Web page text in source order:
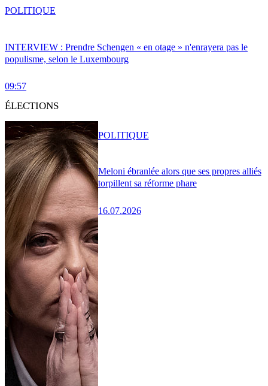
INTERVIEW : Prendre Schengen « en otage » n'enrayera pas le
populisme, selon le Luxembourg
09:57
POLITIQUE
ÉLECTIONS
Meloni ébranlée alors que ses propres alliés
torpillent sa réforme phare
16.07.2026
POLITIQUE